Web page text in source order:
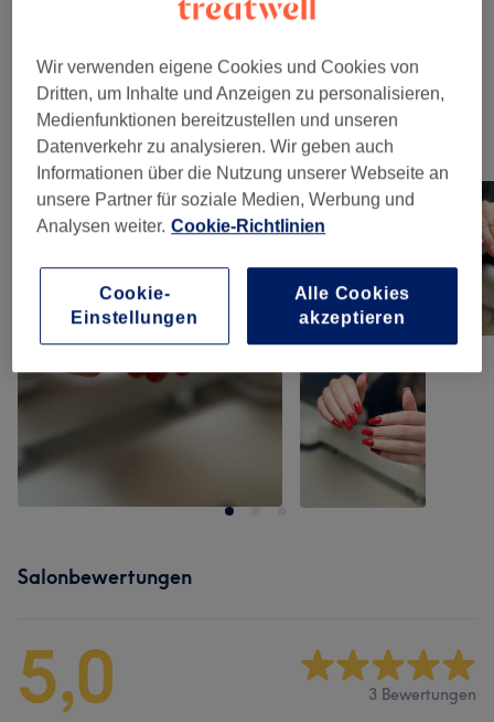
Maniküre & Pediküre ( 4)
Nagelmodellage (3) ab 10 €
Unsere Arbeit
Bild anklicken für weitere Details
Salonbewertungen
5,0 3 Bewertungen
Wir verwenden eigene Cookies und Cookies von
Dritten, um Inhalte und Anzeigen zu personalisieren,
Medienfunktionen bereitzustellen und unseren
Datenverkehr zu analysieren. Wir geben auch
Informationen über die Nutzung unserer Webseite an
unsere Partner für soziale Medien, Werbung und
Analysen weiter. Cookie-Richtlinien
Cookie-
Einstellungen
Alle Cookies
akzeptieren